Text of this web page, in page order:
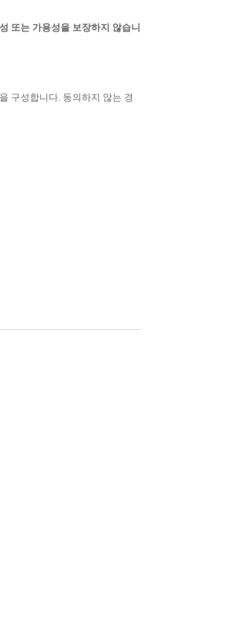
또는 가용성을 보장하지 않습니
구성합니다. 동의하지 않는 경